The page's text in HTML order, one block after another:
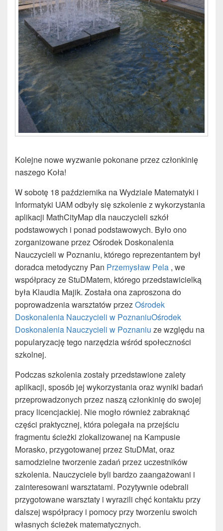
Kolejne nowe wyzwanie pokonane przez członkinię
naszego Koła!
W sobotę 18 października na Wydziale Matematyki i
Informatyki UAM odbyły się szkolenie z wykorzystania
aplikacji MathCityMap dla nauczycieli szkół
podstawowych i ponad podstawowych. Było ono
zorganizowane przez Ośrodek Doskonalenia
Nauczycieli w Poznaniu, którego reprezentantem był
doradca metodyczny Pan Przemysław Pela , we
współpracy ze StuDMatem, którego przedstawicielką
była Klaudia Majik. Została ona zaproszona do
poprowadzenia warsztatów przezOśrodek
Doskonalenia Nauczycieli w PoznaniuOśrodek
Doskonalenia Nauczycieli w Poznaniu ze względu na
popularyzację tego narzędzia wśród społeczności
szkolnej.
Podczas szkolenia zostały przedstawione zalety
aplikacji, sposób jej wykorzystania oraz wyniki badań
przeprowadzonych przez naszą członkinię do swojej
pracy licencjackiej. Nie mogło również zabraknąć
części praktycznej, która polegała na przejściu
fragmentu ścieżki zlokalizowanej na Kampusie
Morasko, przygotowanej przez StuDMat, oraz
samodzielne tworzenie zadań przez uczestników
szkolenia. Nauczyciele byli bardzo zaangażowani i
zainteresowani warsztatami. Pozytywnie odebrali
przygotowane warsztaty i wyrazili chęć kontaktu przy
dalszej współpracy i pomocy przy tworzeniu swoich
własnych ścieżek matematycznych.